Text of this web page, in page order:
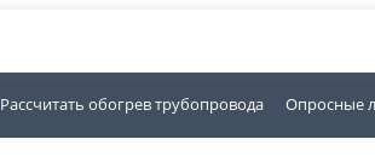
Рассчитать обогрев трубопровода Опросные